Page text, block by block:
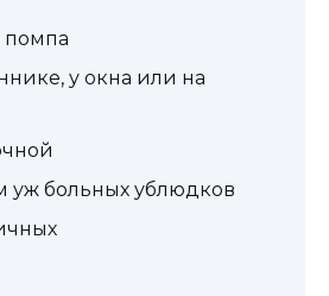
помпа
у окна или на
уж больных ублюдков